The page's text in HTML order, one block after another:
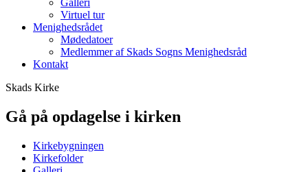
Galleri
Virtuel tur
Menighedsrådet
Mødedatoer
Medlemmer af Skads Sogns Menighedsråd
Kontakt
Skads Kirke
Gå på opdagelse i kirken
Kirkebygningen
Kirkefolder